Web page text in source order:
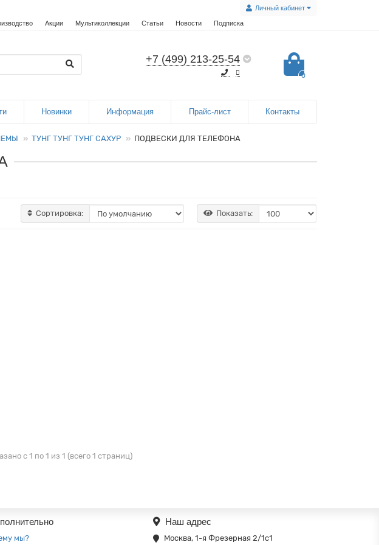
Личный кабинет
Акции Мультиколлекции Статьи Новости Подписка
+7 (499) 213-25-54
0
Новинки Информация Прайс-лист Контакты
ТУНГ ТУНГ ТУНГ САХУР ПОДВЕСКИ ДЛЯ ТЕЛЕФОНА
Сортировка: Показать:
с 1 по 1 из 1 (всего 1 страниц)
мы?
Наш адрес
Москва, 1-я Фрезерная 2/1с1